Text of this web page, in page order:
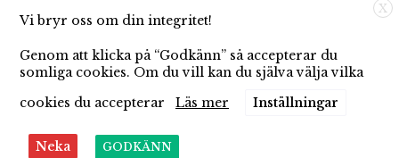
Telefon: Butiken 0709-269916
Inköp : 0722-659133
E-post: info@reformfurniture.se
© Copyright 2021
X
Vi bryr oss om din integritet!
Genom att klicka på “Godkänn” så accepterar du
somliga cookies. Om du vill kan du själva välja vilka
cookies du accepterar
Läs mer Inställningar
Neka GODKÄNN